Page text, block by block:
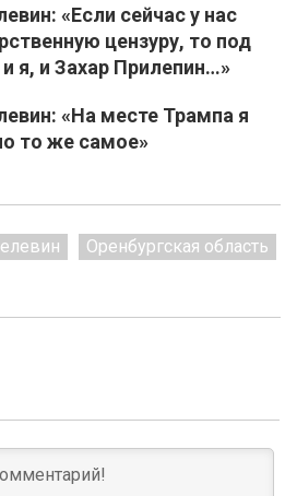
«Если сейчас у нас
цензуру, то под
я, и Захар Прилепин…»
«На месте Трампа я
то же самое»
Оренбургская область